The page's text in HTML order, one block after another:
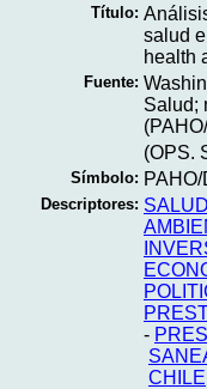
Título:
salud
health
Fuente:
Salud;
(OPS.
Símbolo:
Descriptores:
-
CHILE